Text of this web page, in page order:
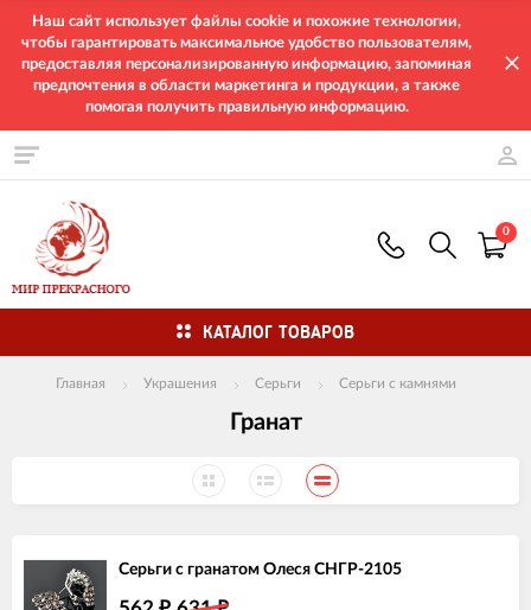
Наш сайт использует файлы cookie и похожие технологии,
чтобы гарантировать максимальное удобство пользователям,
предоставляя персонализированную информацию, запоминая
предпочтения в области маркетинга и продукции, а также
помогая получить правильную информацию.
0
КАТАЛОГ ТОВАРОВ
Главная Украшения Серьги Серьги с камнями
Гранат
Серьги с гранатом Олеся СНГР-2105